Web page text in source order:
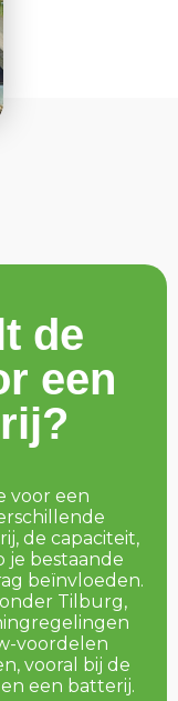
de
een
voor een
de capaciteit,
je bestaande
beïnvloeden.
Tilburg,
voordelen
vooral bij de
een batterij.